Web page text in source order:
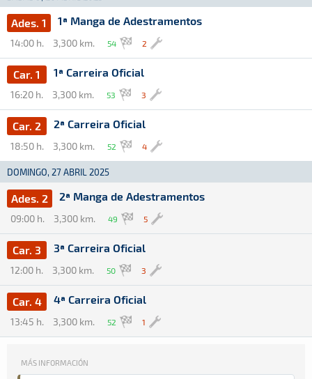
Ades. 1 1ª Manga de Adestramentos
14:00 h. 3,300 km. 54 2
Car. 1 1ª Carreira Oficial
16:20 h. 3,300 km. 53 3
Car. 2 2ª Carreira Oficial
18:50 h. 3,300 km. 52 4
DOMINGO, 27 ABRIL 2025
Ades. 2 2ª Manga de Adestramentos
09:00 h. 3,300 km. 49 5
Car. 3 3ª Carreira Oficial
12:00 h. 3,300 km. 50 3
Car. 4 4ª Carreira Oficial
13:45 h. 3,300 km. 52 1
MÁS INFORMACIÓN